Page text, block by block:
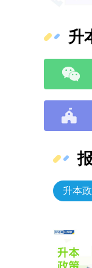
升
升本